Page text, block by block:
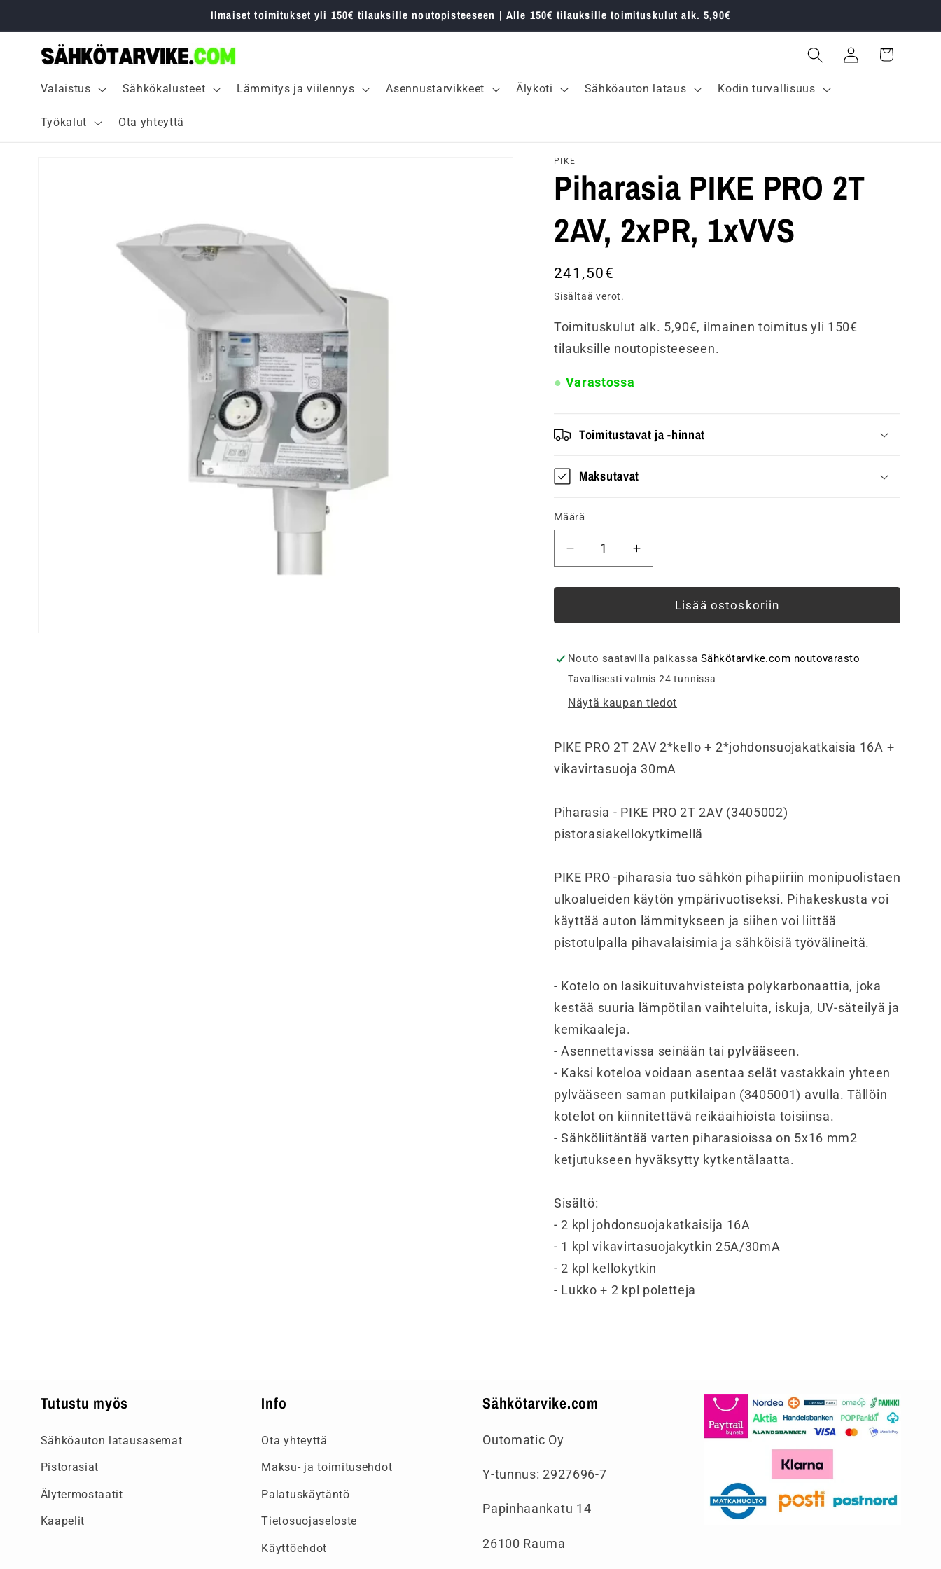
sisältöön
Ilmaiset toimitukset yli 150€ tilauksille noutopisteeseen | Alle 150€ tilauksille toimituskulut alk. 5,90€
Valaistus Sähkökalusteet Lämmitys ja viilennys Asennustarvikkeet Älykoti Sähköauton lataus Kodin turvallisuus
Työkalut Ota yhteyttä
Kirjaudu
sisään
Ostoskori
PIKE
Piharasia PIKE PRO 2T
2AV, 2xPR, 1xVVS
Normaalihinta
241,50€
Sisältää verot.
Toimituskulut alk. 5,90€, ilmainen toimitus yli 150€
tilauksille noutopisteeseen.
Varastossa
Toimitustavat ja -hinnat
Maksutavat
Määrä
Vähennä
tuotteen
Piharasia
PRO
2AV,
2xPR,
määrää
Lisää
tuotteen
Piharasia
PRO
2AV,
2xPR,
määrää
Lisää ostoskoriin
Nouto saatavilla paikassa Sähkötarvike.com noutovarasto
Tavallisesti valmis 24 tunnissa
Näytä kaupan tiedot
PIKE PRO 2T 2AV 2*kello + 2*johdonsuojakatkaisia 16A +
vikavirtasuoja 30mA
Piharasia - PIKE PRO 2T 2AV (3405002)
pistorasiakellokytkimellä
PIKE PRO -piharasia tuo sähkön pihapiiriin monipuolistaen
ulkoalueiden käytön ympärivuotiseksi. Pihakeskusta voi
käyttää auton lämmitykseen ja siihen voi liittää
pistotulpalla pihavalaisimia ja sähköisiä työvälineitä.
- Kotelo on lasikuituvahvisteista polykarbonaattia, joka
kestää suuria lämpötilan vaihteluita, iskuja, UV-säteilyä ja
kemikaaleja.
- Asennettavissa seinään tai pylvääseen.
- Kaksi koteloa voidaan asentaa selät vastakkain yhteen
pylvääseen saman putkilaipan (3405001) avulla. Tällöin
kotelot on kiinnitettävä reikäaihioista toisiinsa.
- Sähköliitäntää varten piharasioissa on 5x16 mm2
ketjutukseen hyväksytty kytkentälaatta.
Sisältö:
- 2 kpl johdonsuojakatkaisija 16A
- 1 kpl vikavirtasuojakytkin 25A/30mA
- 2 kpl kellokytkin
- Lukko + 2 kpl poletteja
Tutustu myös
Sähköauton latausasemat
Pistorasiat
Älytermostaatit
Kaapelit
Info
Ota yhteyttä
Maksu- ja toimitusehdot
Palatuskäytäntö
Tietosuojaseloste
Käyttöehdot
Sähkötarvike.com
Outomatic Oy
Y-tunnus: 2927696-7
Papinhaankatu 14
26100 Rauma